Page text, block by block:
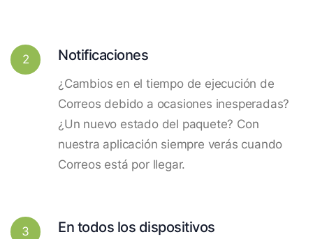
2 Notificaciones
¿Cambios en el tiempo de ejecución de
Correos debido a ocasiones inesperadas?
¿Un nuevo estado del paquete? Con
nuestra aplicación siempre verás cuando
Correos está por llegar.
3 En todos los dispositivos